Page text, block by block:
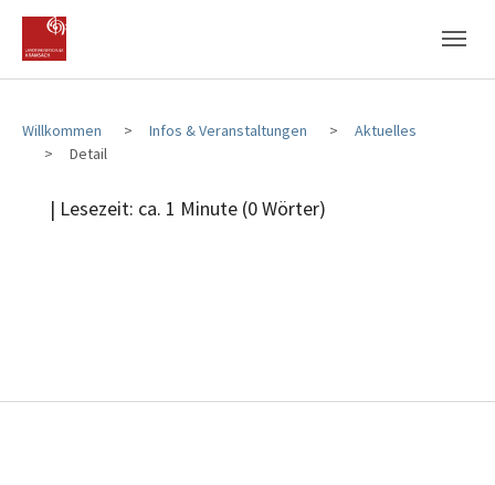
Zum Hauptinhalt
Zum Fußbereich
Willkommen Infos & Veranstaltungen
Aktuelles
Detail
| Lesezeit: ca. 1 Minute (0 Wörter)